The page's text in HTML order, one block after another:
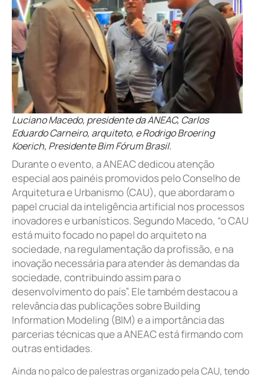
Luciano Macedo, presidente da ANEAC, Carlos
Eduardo Carneiro, arquiteto, e Rodrigo Broering
Koerich, Presidente Bim Fórum Brasil.
Durante o evento, a ANEAC dedicou atenção
especial aos painéis promovidos pelo Conselho de
Arquitetura e Urbanismo (CAU), que abordaram o
papel crucial da inteligência artificial nos processos
inovadores e urbanísticos. Segundo Macedo, “o CAU
está muito focado no papel do arquiteto na
sociedade, na regulamentação da profissão, e na
inovação necessária para atender às demandas da
sociedade, contribuindo assim para o
desenvolvimento do país”. Ele também destacou a
relevância das publicações sobre Building
Information Modeling (BIM) e a importância das
parcerias técnicas que a ANEAC está firmando com
outras entidades.
Ainda no palco de palestras organizado pela CAU, tendo